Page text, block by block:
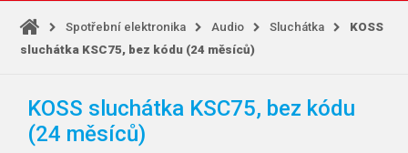
Spotřební elektronika Audio Sluchátka
KOSS
sluchátka KSC75, bez kódu (24 měsíců)
KOSS sluchátka KSC75, bez kódu
(24 měsíců)